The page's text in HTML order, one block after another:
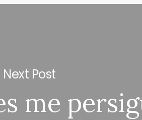
Next Post
me